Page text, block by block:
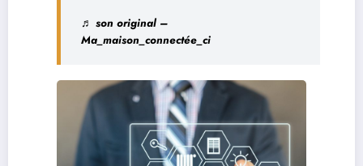
♬ son original –
Ma_maison_connectée_ci